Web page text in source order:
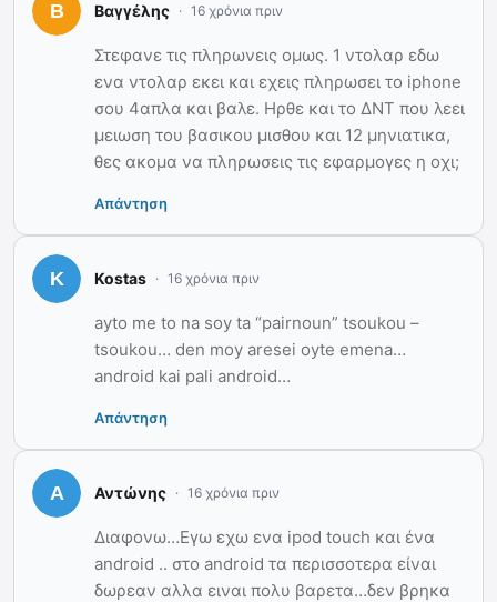
Βαγγέλης 16 χρόνια πριν
Στεφανε τις πληρωνεις ομως. 1 ντολαρ εδω
ενα ντολαρ εκει και εχεις πληρωσει το iphone
σου 4απλα και βαλε. Ηρθε και το ΔΝΤ που λεει
μειωση του βασικου μισθου και 12 μηνιατικα,
θες ακομα να πληρωσεις τις εφαρμογες η οχι;
Απάντηση
Kostas 16 χρόνια πριν
ayto me to na soy ta “pairnoun” tsoukou –
tsoukou… den moy aresei oyte emena…
android kai pali android…
Απάντηση
Αντώνης 16 χρόνια πριν
Διαφονω…Εγω εχω ενα ipod touch και ένα
android .. στο android τα περισσοτερα είναι
δωρεαν αλλα ειναι πολυ βαρετα…δεν βρηκα